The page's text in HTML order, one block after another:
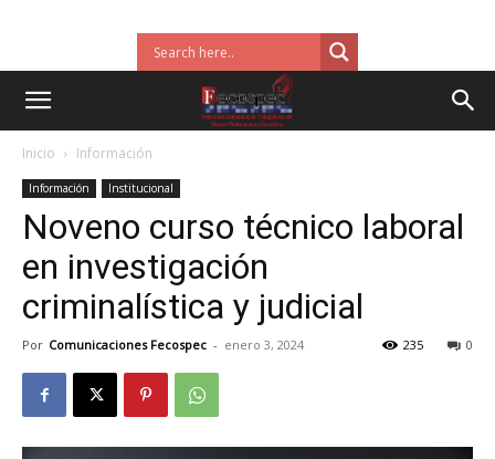
Inicio Información
Información Institucional
Noveno curso técnico laboral
en investigación
criminalística y judicial
Por Comunicaciones Fecospec - enero 3, 2024 0
235